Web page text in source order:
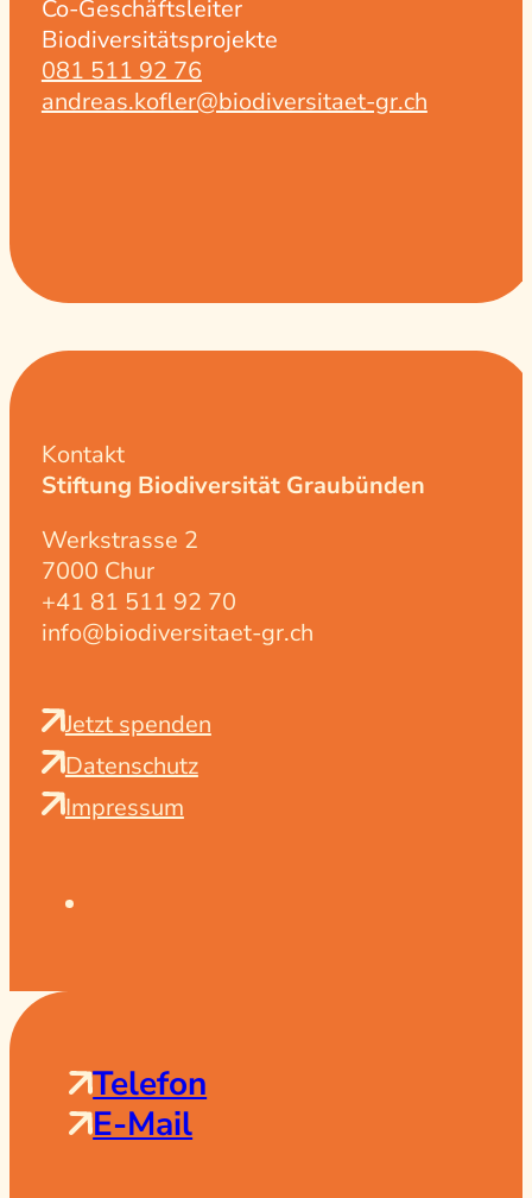
Co-Geschäftsleiter
Biodiversitätsprojekte
081 511 92 76
andreas.kofler@biodiversitaet-gr.ch
Kontakt
Stiftung Biodiversität Graubünden
Werkstrasse 2
7000 Chur
+41 81 511 92 70
info@biodiversitaet-gr.ch
Jetzt spenden
Datenschutz
Impressum
Telefon
E-Mail